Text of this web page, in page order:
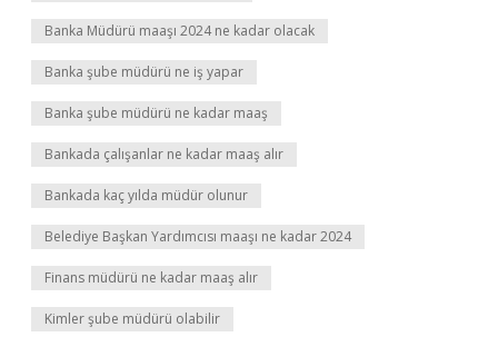
Banka Müdürü maaşı 2024 ne kadar olacak
Banka şube müdürü ne iş yapar
Banka şube müdürü ne kadar maaş
Bankada çalışanlar ne kadar maaş alır
Bankada kaç yılda müdür olunur
Belediye Başkan Yardımcısı maaşı ne kadar 2024
Finans müdürü ne kadar maaş alır
Kimler şube müdürü olabilir